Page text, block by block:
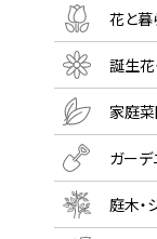
花と暮
誕生花
家庭菜
ガーデ
庭木・